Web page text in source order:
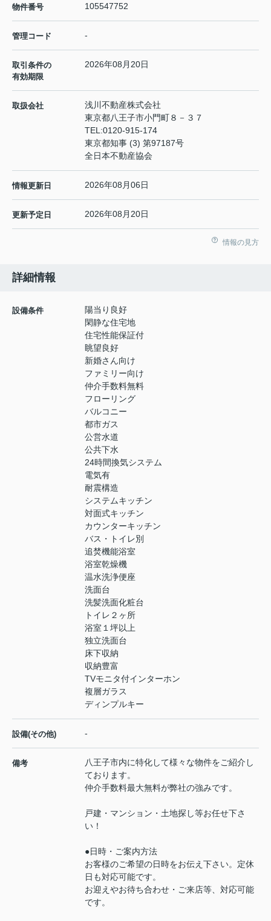
物件番号 105547752
管理コード -
取引条件の
有効期限
2026年08月20日
取扱会社
浅川不動産株式会社
東京都八王子市小門町８－３７
TEL:0120-915-174
東京都知事 (3) 第97187号
全日本不動産協会
情報更新日 2026年08月06日
更新予定日 2026年08月20日
情報の見方
詳細情報
設備条件
陽当り良好
閑静な住宅地
住宅性能保証付
眺望良好
新婚さん向け
ファミリー向け
仲介手数料無料
フローリング
バルコニー
都市ガス
公営水道
公共下水
24時間換気システム
電気有
耐震構造
システムキッチン
対面式キッチン
カウンターキッチン
バス・トイレ別
追焚機能浴室
浴室乾燥機
温水洗浄便座
洗面台
洗髪洗面化粧台
トイレ２ヶ所
浴室１坪以上
独立洗面台
床下収納
収納豊富
TVモニタ付インターホン
複層ガラス
ディンプルキー
設備(その他) -
備考
八王子市内に特化して様々な物件をご紹介し
ております。
仲介手数料最大無料が弊社の強みです。
戸建・マンション・土地探し等お任せ下さ
い！
●日時・ご案内方法
お客様のご希望の日時をお伝え下さい。定休
日も対応可能です。
お迎えやお待ち合わせ・ご来店等、対応可能
です。